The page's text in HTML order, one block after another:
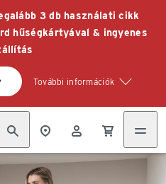
3 db használati cikk
hűségkártyával & ingyenes
További információk